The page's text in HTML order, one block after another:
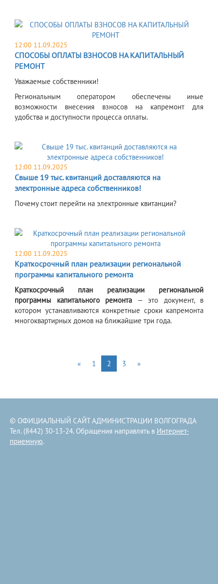
12:00 11.09.2025
СПОСОБЫ ОПЛАТЫ ВЗНОСОВ НА КАПИТАЛЬНЫЙ
РЕМОНТ
Уважаемые собственники!
Региональным оператором обеспечены иные
возможности внесения взносов на капремонт для
удобства и доступности процесса оплаты.
12:00 11.09.2025
Свыше 19 тыс. квитанций доставляются на
электронные адреса собственников!
Почему стоит перейти на электронные квитанции?
12:00 11.09.2025
Краткосрочный план реализации региональной
программы капитального ремонта
Краткосрочный план реализации региональной
программы капитального ремонта — это документ, в
котором устанавливаются конкретные сроки капремонта
многоквартирных домов на ближайшие три года.
« 1 2 3 »
© ОФИЦИАЛЬНЫЙ САЙТ АДМИНИСТРАЦИИ ВОЛГОГРАДА
Тел. (8442) 30-13-24. Обращения направлять в Интернет-
приемную.